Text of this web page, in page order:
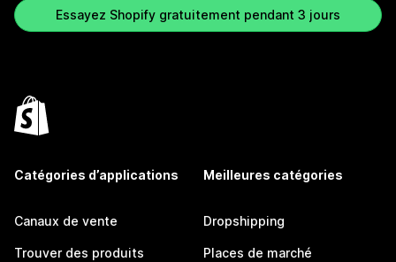
Essayez Shopify gratuitement pendant 3 jours
Catégories d’applications
Canaux de vente
Trouver des produits
Meilleures catégories
Dropshipping
Places de marché